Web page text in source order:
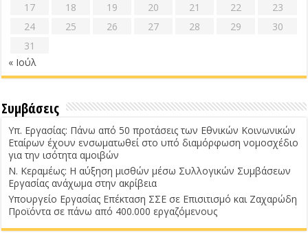
17
18 19 20 21 22
23
24
25 26 27 28 29
30
31
« Ιούλ
Συμβάσεις
Υπ. Εργασίας: Πάνω από 50 προτάσεις των Εθνικών Κοινωνικών
Εταίρων έχουν ενσωματωθεί στο υπό διαμόρφωση νομοσχέδιο
για την ισότητα αμοιβών
Ν. Κεραμέως: Η αύξηση μισθών μέσω Συλλογικών Συμβάσεων
Εργασίας ανάχωμα στην ακρίβεια
Υπουργείο Εργασίας Επέκταση ΣΣΕ σε Επισιτισμό και Ζαχαρώδη
Προϊόντα σε πάνω από 400.000 εργαζόμενους